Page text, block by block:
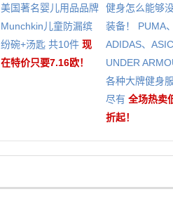
美国著名婴儿用品品牌
Munchkin儿童防漏缤
纷碗+汤匙 共10件 现
在特价只要7.16欧！
健身怎么能够
装备！ PUMA
ADIDAS、
UNDER
各种大牌健身
尽有 全场热卖
折起！